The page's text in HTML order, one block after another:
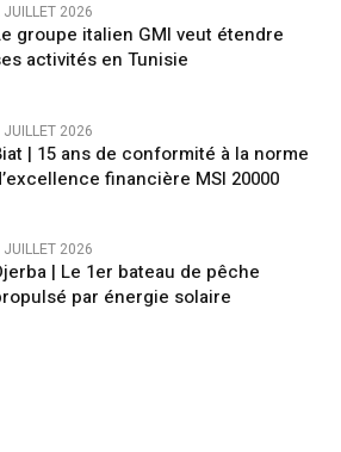
JUILLET 2026
groupe italien GMI veut étendre
activités en Tunisie
JUILLET 2026
| 15 ans de conformité à la norme
financière MSI 20000
JUILLET 2026
| Le 1er bateau de pêche
par énergie solaire